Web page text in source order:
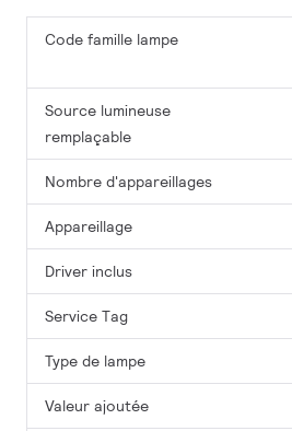
Code famille lampe
Source lumineuse
remplaçable
Nombre d'appareillages
Appareillage
Driver inclus
Service Tag
Type de lampe
Valeur ajoutée